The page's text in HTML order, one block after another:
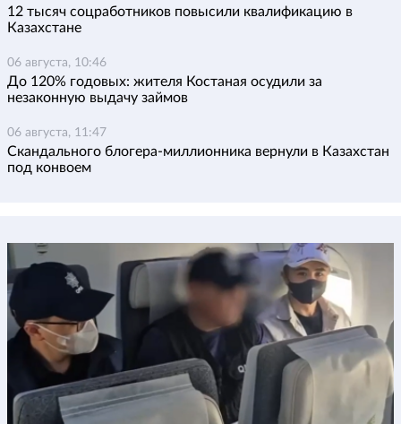
12 тысяч соцработников повысили квалификацию в
Казахстане
06 августа, 10:46
До 120% годовых: жителя Костаная осудили за
незаконную выдачу займов
06 августа, 11:47
Скандального блогера-миллионника вернули в Казахстан
под конвоем